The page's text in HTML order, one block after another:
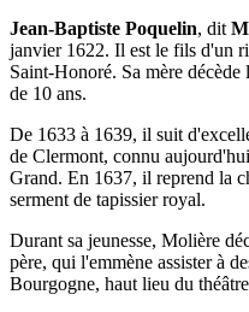
Jean-Baptiste Poquelin, dit
janvier 1622. Il est le fils d'un
Saint-Honoré. Sa mère
de 10 ans.
De 1633 à 1639, il suit
de Clermont, connu
Grand. En 1637, il reprend la
serment de tapissier royal.
Durant sa jeunesse, Molière
père, qui l'emmène assister à
Bourgogne, haut lieu du